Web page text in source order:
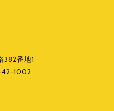
382番地1
1002